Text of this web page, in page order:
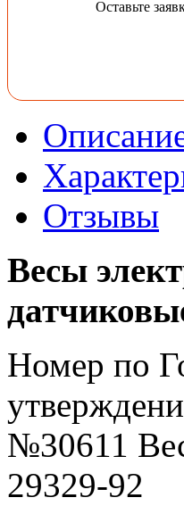
Оставьте
Отзывы
Весы
Номер по
№30611
29329-92